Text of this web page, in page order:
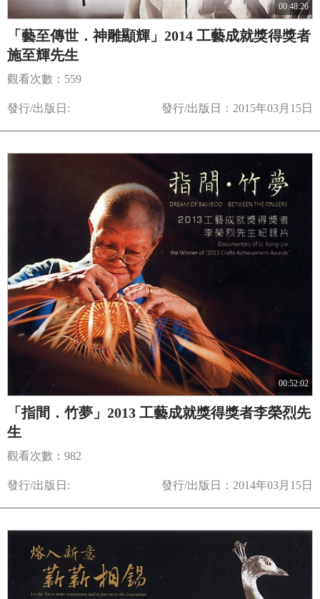
00:48:26
「藝至傳世．神雕顯輝」2014 工藝成就獎得獎者
施至輝先生
觀看次數：559
發行/出版日: 發行/出版日：2015年03月15日
00:52:02
「指間．竹夢」2013 工藝成就獎得獎者李榮烈先
生
觀看次數：982
發行/出版日: 發行/出版日：2014年03月15日